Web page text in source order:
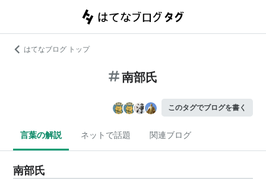
はてなブログ トップ
南部氏
このタグでブログを書く
言葉の解説 ネットで話題 関連ブログ
南部氏